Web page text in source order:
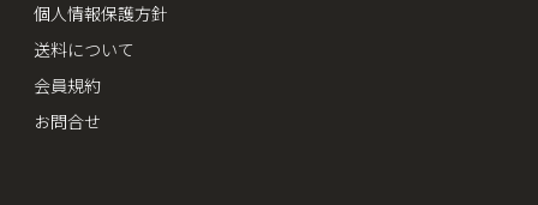
個人情報保護方針
送料について
会員規約
お問合せ